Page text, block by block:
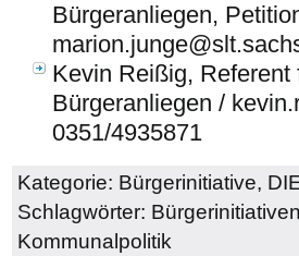
Bürgeranliegen,
Kevin Reißig,
Bürgeranliegen /
0351/4935871
Kategorie: Bürgerinitiative,
Schlagwörter: Bürgerinitiativen
Kommunalpolitik